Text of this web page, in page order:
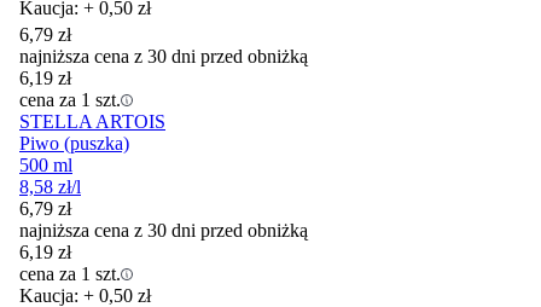
Kaucja: + 0,50 zł
6,79 zł
najniższa cena z 30 dni przed obniżką
6,19 zł
cena za 1 szt.
STELLA ARTOIS
Piwo (puszka)
500 ml
8,58 zł/l
6,79 zł
najniższa cena z 30 dni przed obniżką
6,19 zł
cena za 1 szt.
Kaucja: + 0,50 zł